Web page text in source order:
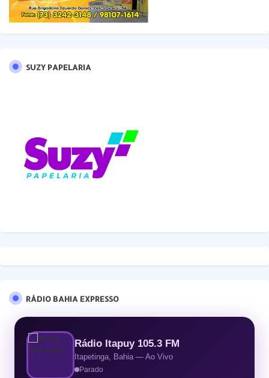
SUZY PAPELARIA
RÁDIO BAHIA EXPRESSO
Rádio Itapuy 105.3 FM
Itapetinga, Bahia — Ao Vivo
Parado